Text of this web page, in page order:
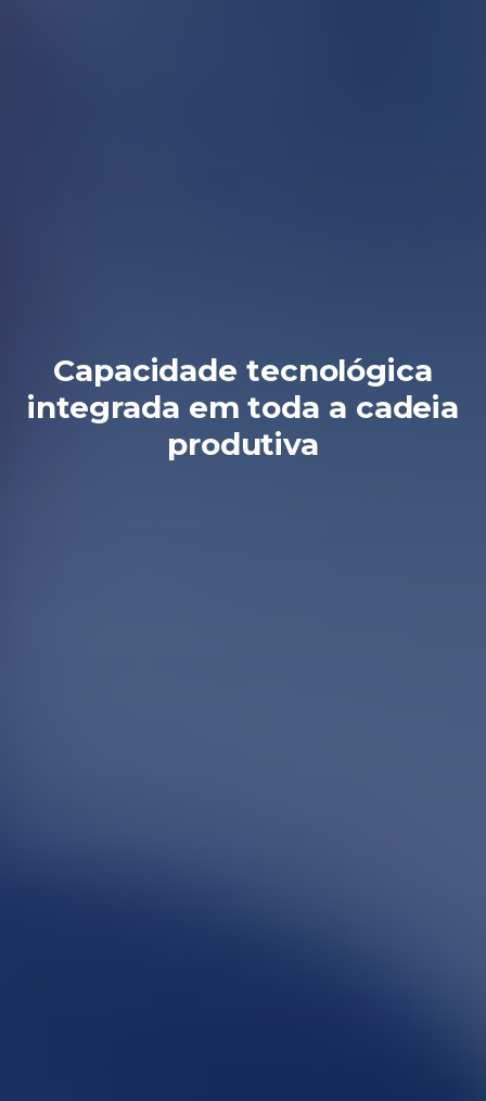
Capacidade tecnológica
integrada em toda a cadeia
produtiva